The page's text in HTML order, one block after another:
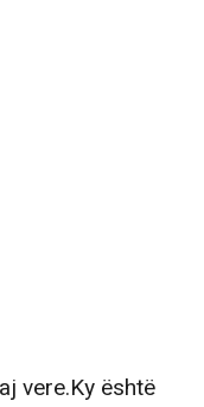
vere.Ky është